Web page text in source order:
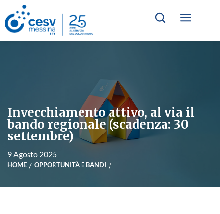
Invecchiamento attivo, al via il
bando regionale (scadenza: 30
settembre)
9 Agosto 2025
HOME OPPORTUNITÀ E BANDI